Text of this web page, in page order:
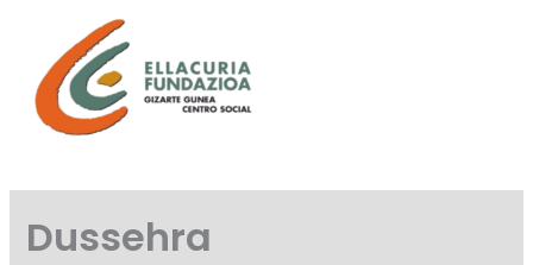
content
Dussehra